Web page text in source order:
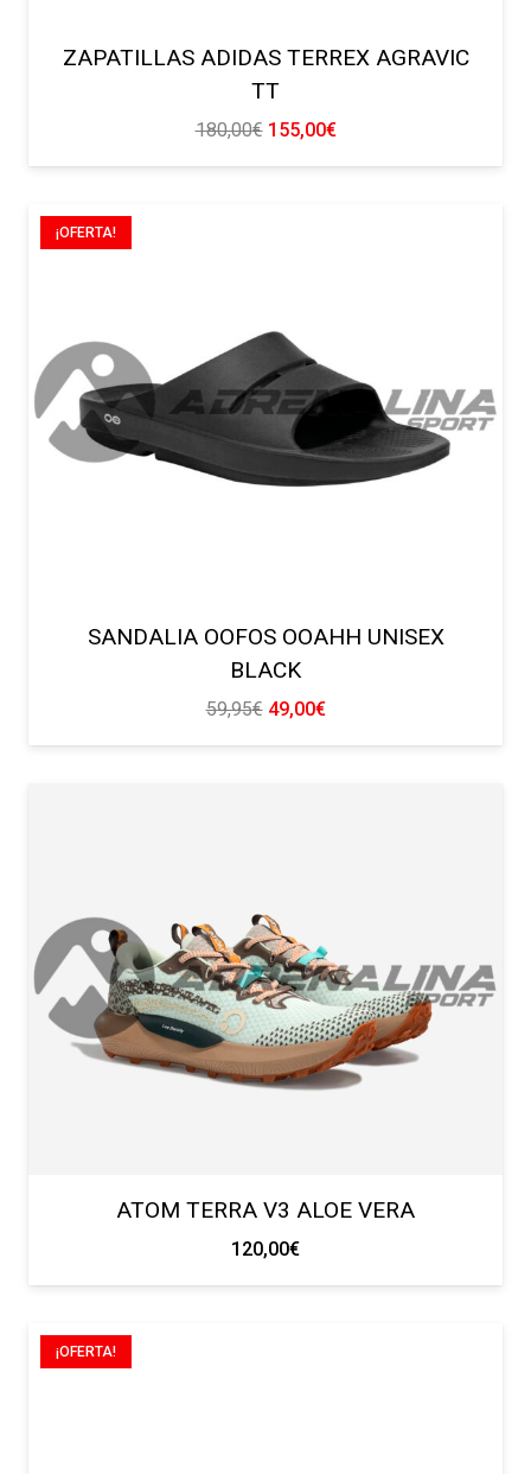
ZAPATILLAS ADIDAS TERREX AGRAVIC
TT
180,00€ El
precio
155,00€El
precio
¡OFERTA!
SANDALIA OOFOS OOAHH UNISEX
BLACK
59,95€ El
precio
49,00€El
precio
ATOM TERRA V3 ALOE VERA
120,00€
¡OFERTA!